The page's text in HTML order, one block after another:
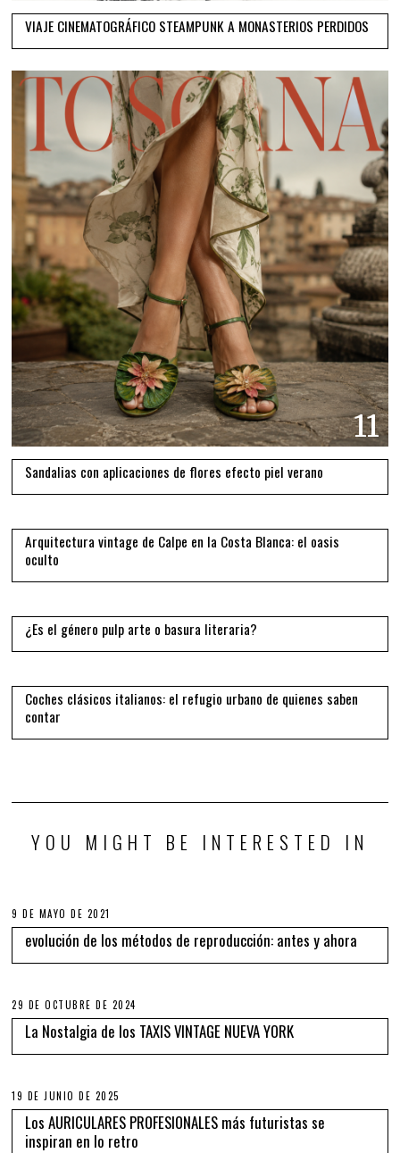
VIAJE CINEMATOGRÁFICO STEAMPUNK A MONASTERIOS PERDIDOS
11
Sandalias con aplicaciones de flores efecto piel verano
12
Arquitectura vintage de Calpe en la Costa Blanca: el oasis
oculto
13
¿Es el género pulp arte o basura literaria?
14
Coches clásicos italianos: el refugio urbano de quienes saben
contar
YOU MIGHT BE INTERESTED IN
9 DE MAYO DE 2021
evolución de los métodos de reproducción: antes y ahora
29 DE OCTUBRE DE 2024
La Nostalgia de los TAXIS VINTAGE NUEVA YORK
19 DE JUNIO DE 2025
Los AURICULARES PROFESIONALES más futuristas se
inspiran en lo retro